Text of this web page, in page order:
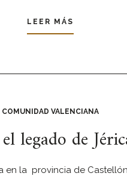
LEER MÁS
COMUNIDAD VALENCIANA
legado de
en la provincia de